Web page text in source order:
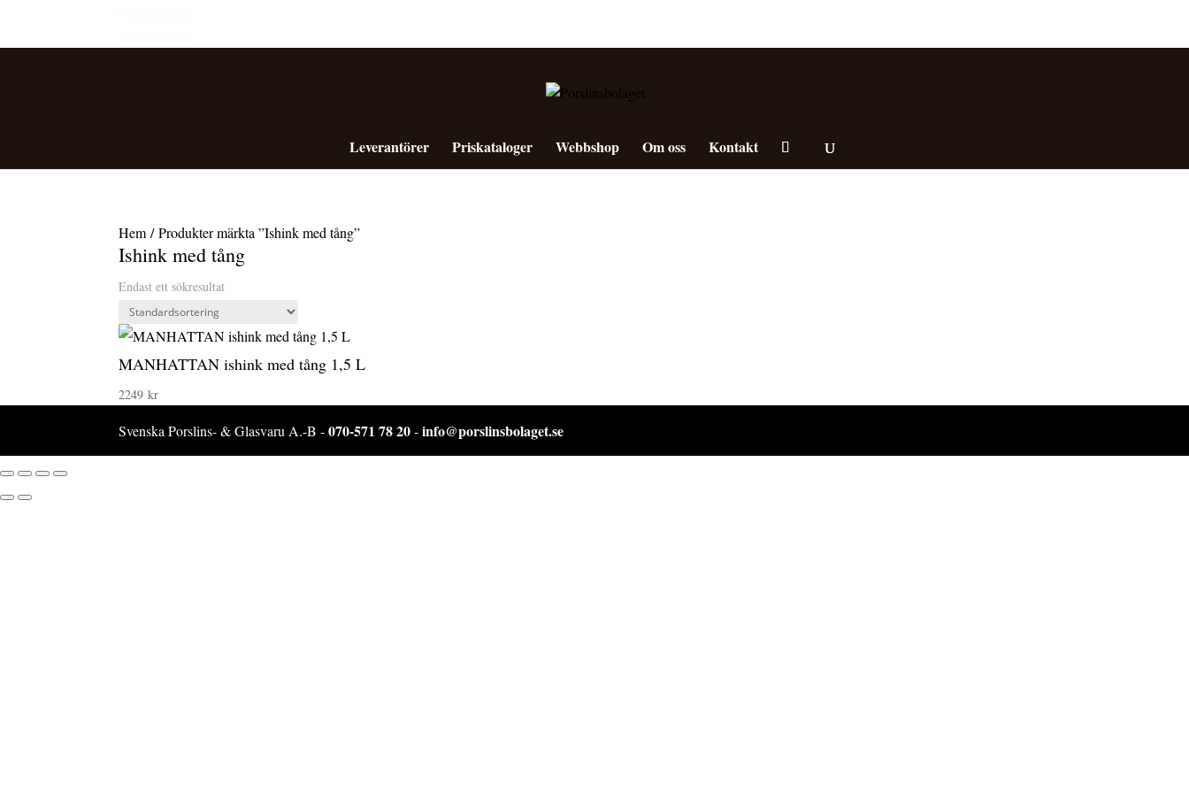
Leverantörer Priskataloger Webbshop Om oss Kontakt
Hem / Produkter märkta ”Ishink med tång”
Ishink med tång
Endast ett sökresultat
MANHATTAN ishink med tång 1,5 L
2249kr
Svenska Porslins- & Glasvaru A.-B -070-571 78 20-info@porslinsbolaget.se